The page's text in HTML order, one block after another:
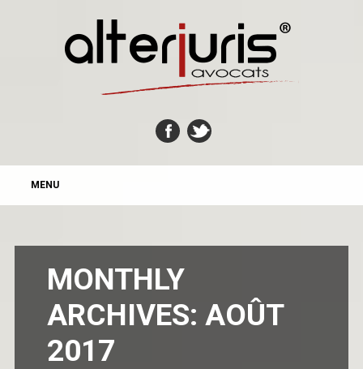
MAIN MENU
MENU
MONTHLY
ARCHIVES: AOÛT
2017